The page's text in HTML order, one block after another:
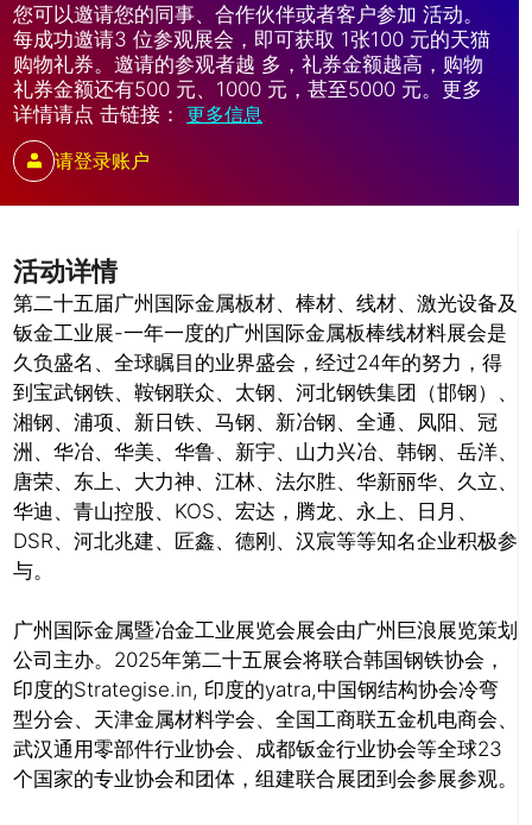
活动详情
第二十五届广州国际金属板材、棒材、线材、激光设备及
钣金工业展-一年一度的广州国际金属板棒线材料展会是
久负盛名、全球瞩目的业界盛会，经过24年的努力，得
到宝武钢铁、鞍钢联众、太钢、河北钢铁集团（邯钢）、
湘钢、浦项、新日铁、马钢、新冶钢、全通、凤阳、冠
洲、华冶、华美、华鲁、新宇、山力兴冶、韩钢、岳洋、
唐荣、东上、大力神、江林、法尔胜、华新丽华、久立、
华迪、青山控股、KOS、宏达，腾龙、永上、日月、
DSR、河北兆建、匠鑫、德刚、汉宸等等知名企业积极参
与。
广州国际金属暨冶金工业展览会展会由广州巨浪展览策划
公司主办。2025年第二十五展会将联合韩国钢铁协会，
印度的Strategise.in, 印度的yatra,中国钢结构协会冷弯
型分会、天津金属材料学会、全国工商联五金机电商会、
武汉通用零部件行业协会、成都钣金行业协会等全球23
个国家的专业协会和团体，组建联合展团到会参展参观。
您可以邀请您的同事、合作伙伴或者客户参加 活动。
每成功邀请3 位参观展会，即可获取 1张100 元的天猫
购物礼券。邀请的参观者越 多，礼券金额越高，购物
礼券金额还有500 元、1000 元，甚至5000 元。更多
详情请点 击链接： 更多信息
请登录账户